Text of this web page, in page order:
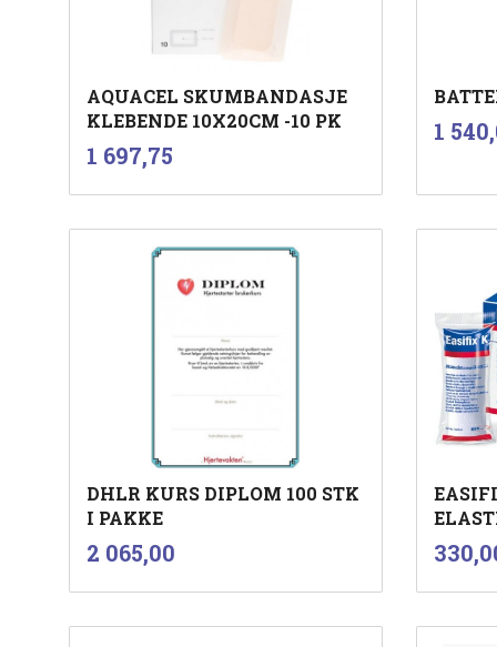
AQUACEL SKUMBANDASJE
KLEBENDE 10X20CM -10 PK
Pris
1 697,75
Kjøp
Pris
1
DHLR KURS DIPLOM 100 STK
I PAKKE
Pris
2 065,00 Pris